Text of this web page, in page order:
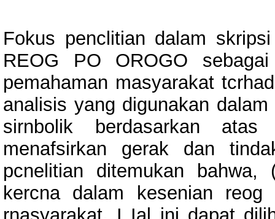
Fokus penclitian dalam
REOG PO OROGO
pemahaman masyarakat
analisis yang digunakan
sirnbolik berdasarkan
menafsirkan gerak dan
pcnelitian ditemukan
kercna dalam kesenian